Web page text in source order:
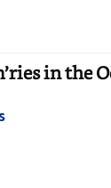
in the